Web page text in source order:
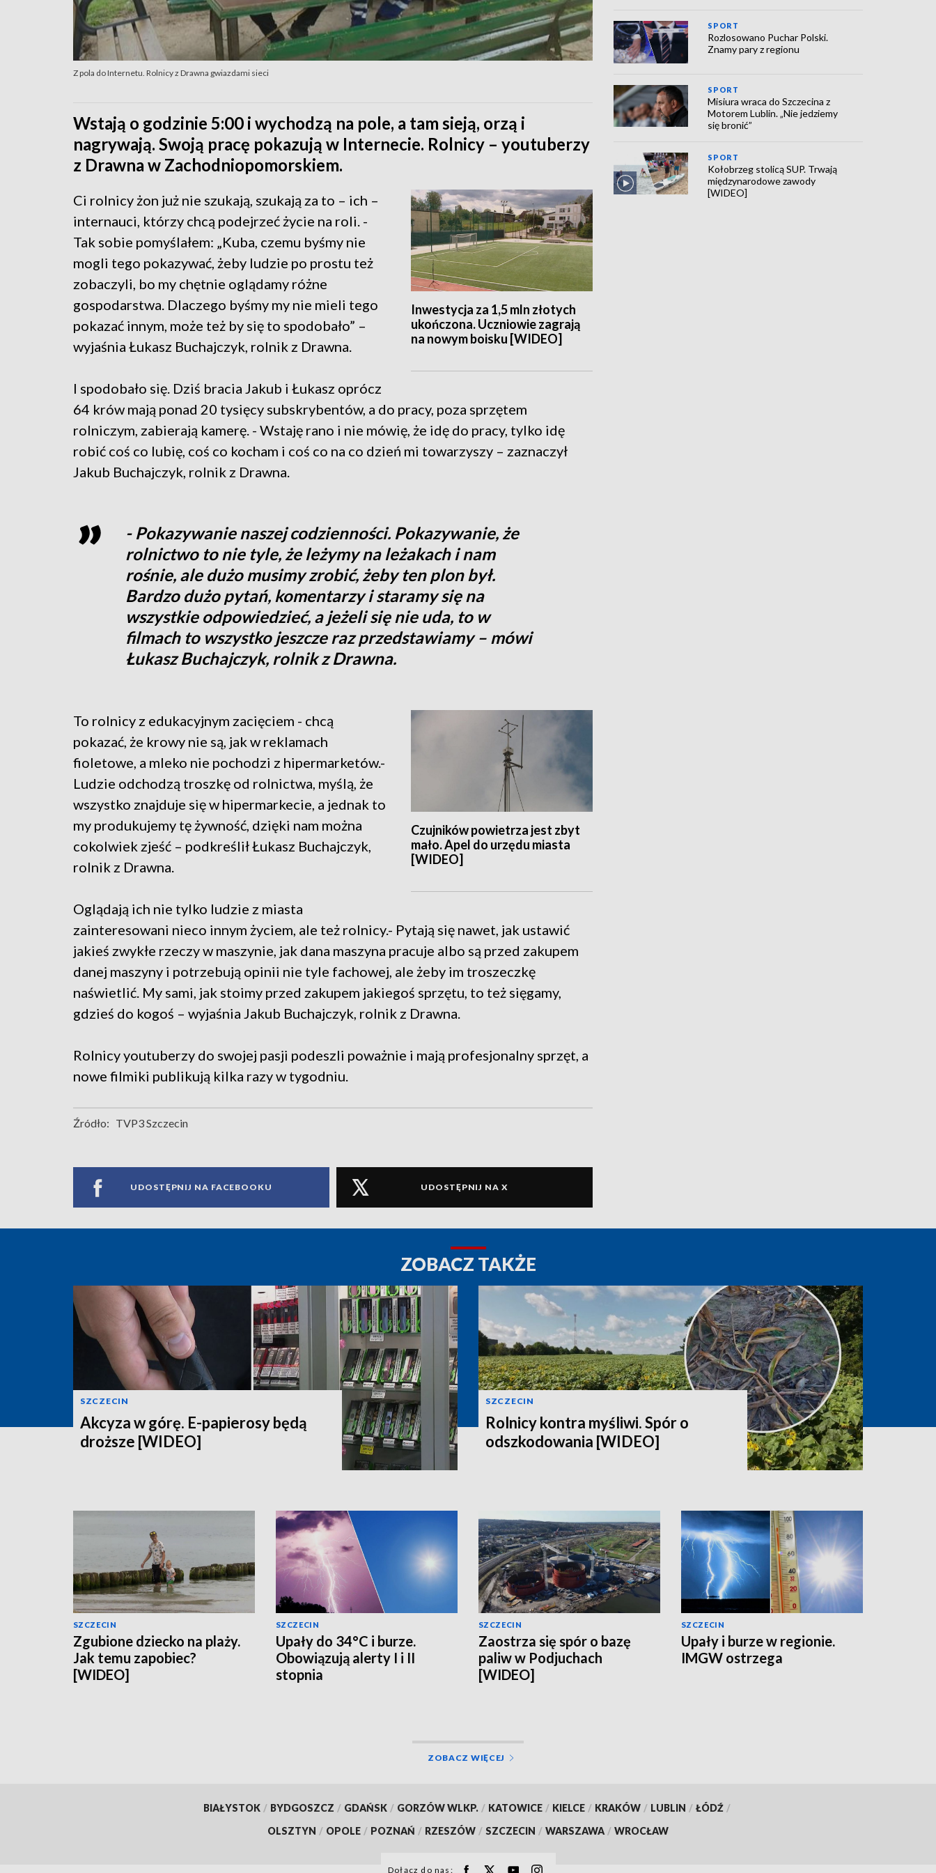
Z pola do Internetu. Rolnicy z Drawna gwiazdami sieci
Wstają o godzinie 5:00 i wychodzą na pole, a tam sieją, orzą i
nagrywają. Swoją pracę pokazują w Internecie. Rolnicy – youtuberzy
z Drawna w Zachodniopomorskiem.
Inwestycja za 1,5 mln złotych
ukończona. Uczniowie zagrają
na nowym boisku [WIDEO]
Ci rolnicy żon już nie szukają, szukają za to – ich –
internauci, którzy chcą podejrzeć życie na roli. -
Tak sobie pomyślałem: „Kuba, czemu byśmy nie
mogli tego pokazywać, żeby ludzie po prostu też
zobaczyli, bo my chętnie oglądamy różne
gospodarstwa. Dlaczego byśmy my nie mieli tego
pokazać innym, może też by się to spodobało” –
wyjaśnia Łukasz Buchajczyk, rolnik z Drawna.
I spodobało się. Dziś bracia Jakub i Łukasz oprócz
64 krów mają ponad 20 tysięcy subskrybentów, a do pracy, poza sprzętem
rolniczym, zabierają kamerę. - Wstaję rano i nie mówię, że idę do pracy, tylko idę
robić coś co lubię, coś co kocham i coś co na co dzień mi towarzyszy – zaznaczył
Jakub Buchajczyk, rolnik z Drawna.
- Pokazywanie naszej codzienności. Pokazywanie, że
rolnictwo to nie tyle, że leżymy na leżakach i nam
rośnie, ale dużo musimy zrobić, żeby ten plon był.
Bardzo dużo pytań, komentarzy i staramy się na
wszystkie odpowiedzieć, a jeżeli się nie uda, to w
filmach to wszystko jeszcze raz przedstawiamy – mówi
Łukasz Buchajczyk, rolnik z Drawna.
Czujników powietrza jest zbyt
mało. Apel do urzędu miasta
[WIDEO]
To rolnicy z edukacyjnym zacięciem - chcą
pokazać, że krowy nie są, jak w reklamach
fioletowe, a mleko nie pochodzi z hipermarketów.-
Ludzie odchodzą troszkę od rolnictwa, myślą, że
wszystko znajduje się w hipermarkecie, a jednak to
my produkujemy tę żywność, dzięki nam można
cokolwiek zjeść – podkreślił Łukasz Buchajczyk,
rolnik z Drawna.
Oglądają ich nie tylko ludzie z miasta
zainteresowani nieco innym życiem, ale też rolnicy.- Pytają się nawet, jak ustawić
jakieś zwykłe rzeczy w maszynie, jak dana maszyna pracuje albo są przed zakupem
danej maszyny i potrzebują opinii nie tyle fachowej, ale żeby im troszeczkę
naświetlić. My sami, jak stoimy przed zakupem jakiegoś sprzętu, to też sięgamy,
gdzieś do kogoś – wyjaśnia Jakub Buchajczyk, rolnik z Drawna.
Rolnicy youtuberzy do swojej pasji podeszli poważnie i mają profesjonalny sprzęt, a
nowe filmiki publikują kilka razy w tygodniu.
Źródło: TVP3 Szczecin
UDOSTĘPNIJ NA FACEBOOKU UDOSTĘPNIJ NA X
SPORT
Rozlosowano Puchar Polski.
Znamy pary z regionu
SPORT
Misiura wraca do Szczecina z
Motorem Lublin. „Nie jedziemy
się bronić”
SPORT
Kołobrzeg stolicą SUP. Trwają
międzynarodowe zawody
[WIDEO]
ZOBACZ TAKŻE
SZCZECIN
Akcyza w górę. E-papierosy będą
droższe [WIDEO]
SZCZECIN
Rolnicy kontra myśliwi. Spór o
odszkodowania [WIDEO]
SZCZECIN
Zgubione dziecko na plaży.
Jak temu zapobiec?
[WIDEO]
SZCZECIN
Upały do 34°C i burze.
Obowiązują alerty I i II
stopnia
SZCZECIN
Zaostrza się spór o bazę
paliw w Podjuchach
[WIDEO]
SZCZECIN
Upały i burze w regionie.
IMGW ostrzega
ZOBACZ WIĘCEJ
BIAŁYSTOK / BYDGOSZCZ / GDAŃSK / GORZÓW WLKP. / KATOWICE / KIELCE / KRAKÓW / LUBLIN / ŁÓDŹ /
OLSZTYN / OPOLE / POZNAŃ / RZESZÓW / SZCZECIN / WARSZAWA / WROCŁAW
Dołącz do nas: